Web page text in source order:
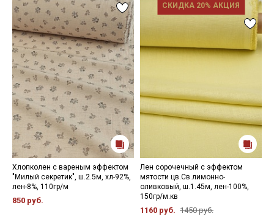
Хлопколен с вареным эффектом
"Милый секретик", ш.2.5м, хл-92%,
лен-8%, 110гр/м
850 руб.
СКИДКА 20% АКЦИЯ
Лен сорочечный с эффектом
мятости цв.Св.лимонно-
оливковый, ш.1.45м, лен-100%,
150гр/м.кв
1160 руб. 1450 руб.